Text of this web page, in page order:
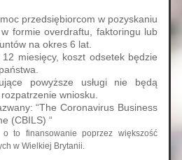
przedsiębiorcom w pozyskaniu
formie overdraftu, faktoringu lub
na okres 6 lat.
miesięcy, koszt odsetek będzie
skarb państwa.
powyższe usługi nie będą
wniosku.
“The Coronavirus Business
(CBILS) “
to finansowanie poprzez większość
w Wielkiej Brytanii.